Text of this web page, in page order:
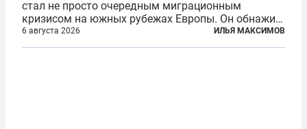
стал не просто очередным миграционным
кризисом на южных рубежах Европы. Он обнажил
фундаментальный раскол внутри Евросоюза,
продемонстрировав, что десятилетиями
6 августа 2026 ИЛЬЯ МАКСИМОВ